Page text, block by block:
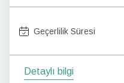
Geçerlilik Süresi
Detaylı bilgi